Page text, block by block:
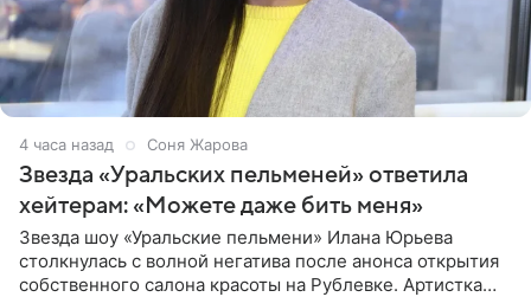
4 часа назад Соня Жарова
Звезда «Уральских пельменей» ответила
хейтерам: «Можете даже бить меня»
Звезда шоу «Уральские пельмени» Илана Юрьева
столкнулась с волной негатива после анонса открытия
собственного салона красоты на Рублевке. Артистка